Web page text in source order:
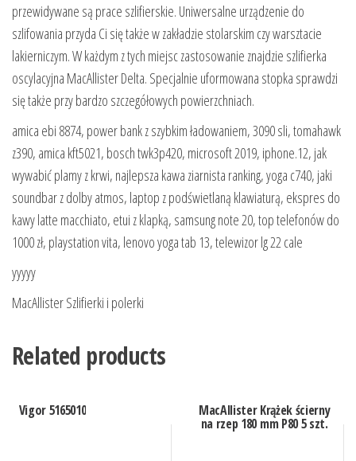
przewidywane są prace szlifierskie. Uniwersalne urządzenie do
szlifowania przyda Ci się także w zakładzie stolarskim czy warsztacie
lakierniczym. W każdym z tych miejsc zastosowanie znajdzie szlifierka
oscylacyjna MacAllister Delta. Specjalnie uformowana stopka sprawdzi
się także przy bardzo szczegółowych powierzchniach.
amica ebi 8874, power bank z szybkim ładowaniem, 3090 sli, tomahawk
z390, amica kft5021, bosch twk3p420, microsoft 2019, iphone.12, jak
wywabić plamy z krwi, najlepsza kawa ziarnista ranking, yoga c740, jaki
soundbar z dolby atmos, laptop z podświetlaną klawiaturą, ekspres do
kawy latte macchiato, etui z klapką, samsung note 20, top telefonów do
1000 zł, playstation vita, lenovo yoga tab 13, telewizor lg 22 cale
yyyyy
MacAllister Szlifierki i polerki
Related products
Vigor 5165010 MacAllister Krążek ścierny
na rzep 180 mm P80 5 szt.